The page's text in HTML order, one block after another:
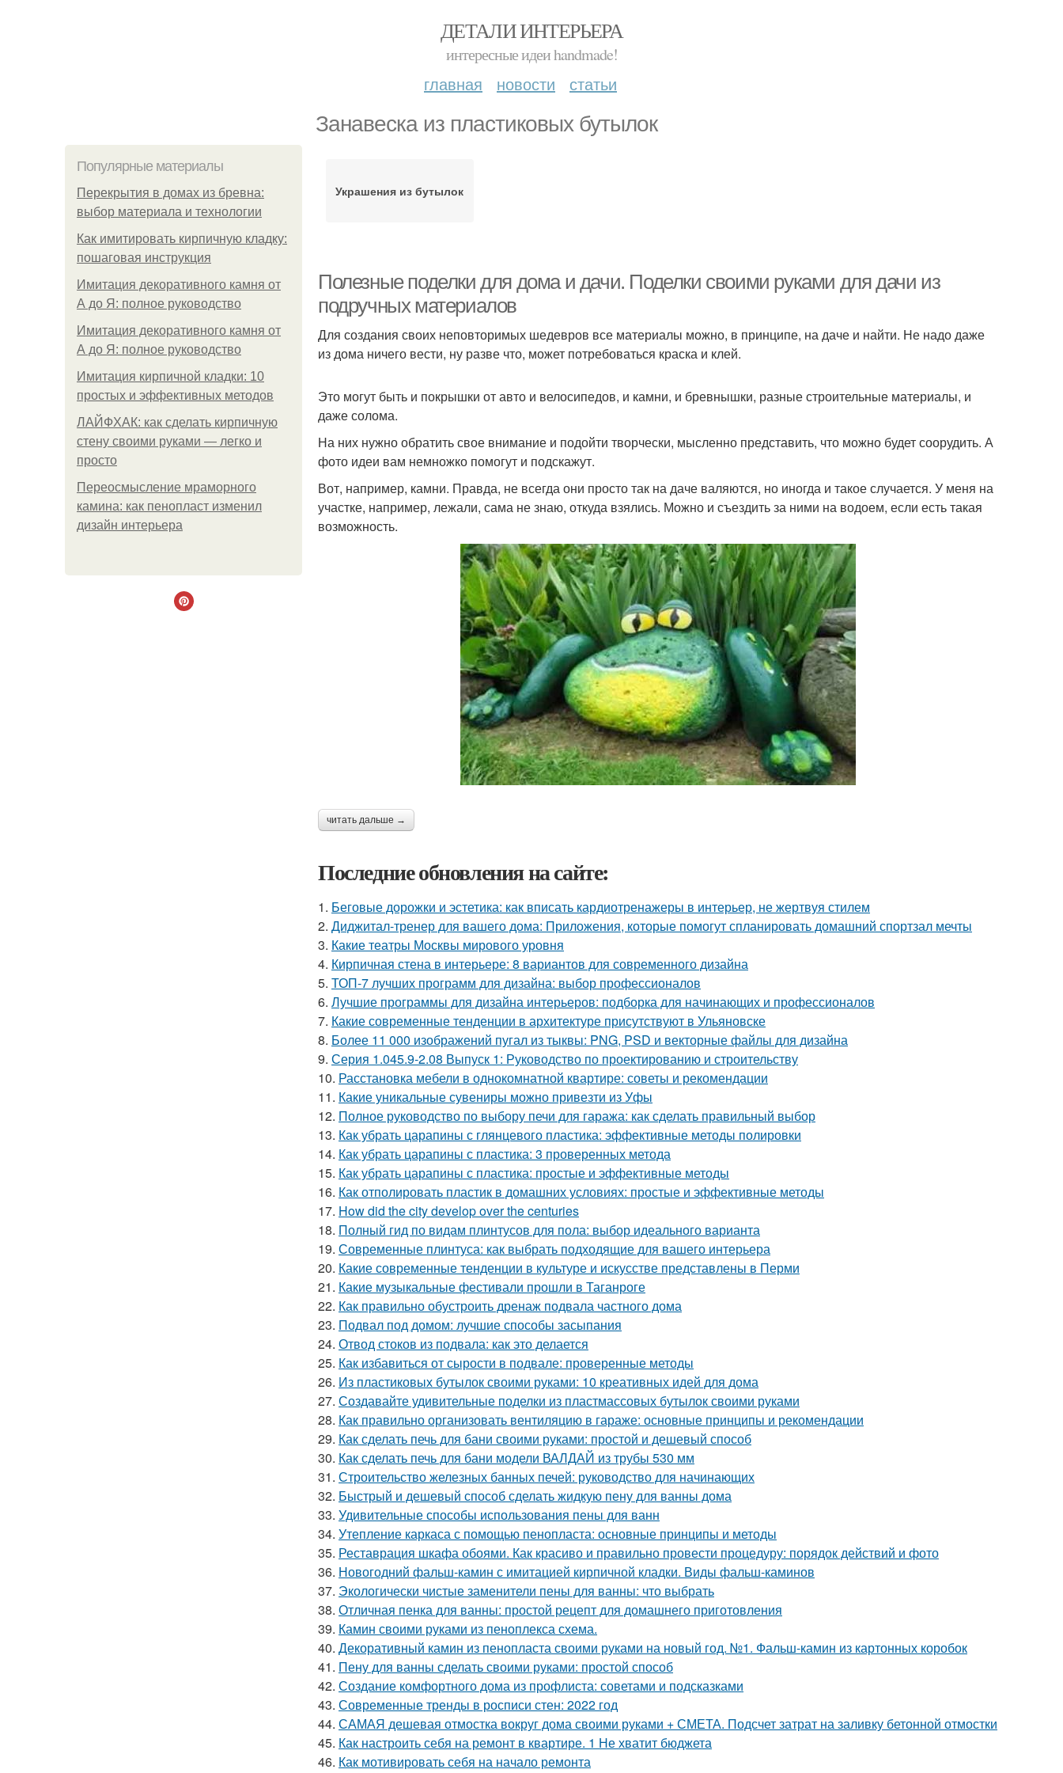
ДЕТАЛИ ИНТЕРЬЕРА
интересные идеи handmade!
главная новости статьи
Занавеска из пластиковых бутылок
Популярные материалы
Перекрытия в домах из бревна:
выбор материала и технологии
Как имитировать кирпичную кладку:
пошаговая инструкция
Имитация декоративного камня от
А до Я: полное руководство
Имитация декоративного камня от
А до Я: полное руководство
Имитация кирпичной кладки: 10
простых и эффективных методов
ЛАЙФХАК: как сделать кирпичную
стену своими руками — легко и
просто
Переосмысление мраморного
камина: как пенопласт изменил
дизайн интерьера
Украшения из бутылок
Полезные поделки для дома и дачи. Поделки своими руками для дачи из
подручных материалов
Для создания своих неповторимых шедевров все материалы можно, в принципе, на даче и найти. Не надо даже
из дома ничего вести, ну разве что, может потребоваться краска и клей.
Это могут быть и покрышки от авто и велосипедов, и камни, и бревнышки, разные строительные материалы, и
даже солома.
На них нужно обратить свое внимание и подойти творчески, мысленно представить, что можно будет соорудить. А
фото идеи вам немножко помогут и подскажут.
Вот, например, камни. Правда, не всегда они просто так на даче валяются, но иногда и такое случается. У меня на
участке, например, лежали, сама не знаю, откуда взялись. Можно и съездить за ними на водоем, если есть такая
возможность.
читать дальше →
Последние обновления на сайте:
1. Беговые дорожки и эстетика: как вписать кардиотренажеры в интерьер, не жертвуя стилем
2. Диджитал-тренер для вашего дома: Приложения, которые помогут спланировать домашний спортзал мечты
3. Какие театры Москвы мирового уровня
4. Кирпичная стена в интерьере: 8 вариантов для современного дизайна
5. ТОП-7 лучших программ для дизайна: выбор профессионалов
6. Лучшие программы для дизайна интерьеров: подборка для начинающих и профессионалов
7. Какие современные тенденции в архитектуре присутствуют в Ульяновске
8. Более 11 000 изображений пугал из тыквы: PNG, PSD и векторные файлы для дизайна
9. Серия 1.045.9-2.08 Выпуск 1: Руководство по проектированию и строительству
10. Расстановка мебели в однокомнатной квартире: советы и рекомендации
11. Какие уникальные сувениры можно привезти из Уфы
12. Полное руководство по выбору печи для гаража: как сделать правильный выбор
13. Как убрать царапины с глянцевого пластика: эффективные методы полировки
14. Как убрать царапины с пластика: 3 проверенных метода
15. Как убрать царапины с пластика: простые и эффективные методы
16. Как отполировать пластик в домашних условиях: простые и эффективные методы
17. How did the city develop over the centuries
18. Полный гид по видам плинтусов для пола: выбор идеального варианта
19. Современные плинтуса: как выбрать подходящие для вашего интерьера
20. Какие современные тенденции в культуре и искусстве представлены в Перми
21. Какие музыкальные фестивали прошли в Таганроге
22. Как правильно обустроить дренаж подвала частного дома
23. Подвал под домом: лучшие способы засыпания
24. Отвод стоков из подвала: как это делается
25. Как избавиться от сырости в подвале: проверенные методы
26. Из пластиковых бутылок своими руками: 10 креативных идей для дома
27. Создавайте удивительные поделки из пластмассовых бутылок своими руками
28. Как правильно организовать вентиляцию в гараже: основные принципы и рекомендации
29. Как сделать печь для бани своими руками: простой и дешевый способ
30. Как сделать печь для бани модели ВАЛДАЙ из трубы 530 мм
31. Строительство железных банных печей: руководство для начинающих
32. Быстрый и дешевый способ сделать жидкую пену для ванны дома
33. Удивительные способы использования пены для ванн
34. Утепление каркаса с помощью пенопласта: основные принципы и методы
35. Реставрация шкафа обоями. Как красиво и правильно провести процедуру: порядок действий и фото
36. Новогодний фальш-камин с имитацией кирпичной кладки. Виды фальш-каминов
37. Экологически чистые заменители пены для ванны: что выбрать
38. Отличная пенка для ванны: простой рецепт для домашнего приготовления
39. Камин своими руками из пеноплекса схема.
40. Декоративный камин из пенопласта своими руками на новый год. №1. Фальш-камин из картонных коробок
41. Пену для ванны сделать своими руками: простой способ
42. Создание комфортного дома из профлиста: советами и подсказками
43. Современные тренды в росписи стен: 2022 год
44. САМАЯ дешевая отмостка вокруг дома своими руками + СМЕТА. Подсчет затрат на заливку бетонной отмостки
45. Как настроить себя на ремонт в квартире. 1 Не хватит бюджета
46. Как мотивировать себя на начало ремонта